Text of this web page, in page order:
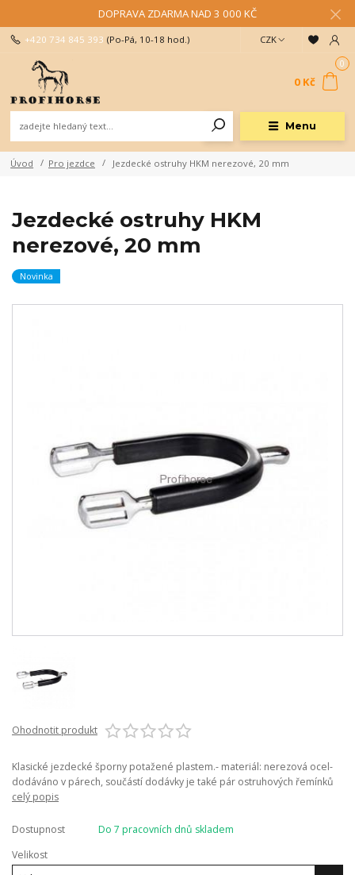
DOPRAVA ZDARMA NAD 3 000 KČ
Menu
CZK
+420 734 845 393 (Po-Pá, 10-18 hod.)
0
0 Kč
Úvod Pro jezdce Jezdecké ostruhy HKM nerezové, 20 mm
Jezdecké ostruhy HKM
nerezové, 20 mm
Novinka
Ohodnotit produkt
Klasické jezdecké šporny potažené plastem.- materiál: nerezová ocel-
dodáváno v párech, součástí dodávky je také pár ostruhových řemínků
celý popis
Dostupnost
Do 7 pracovních dnů skladem
Velikost